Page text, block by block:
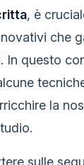
, è
che
In questo
la
sulle